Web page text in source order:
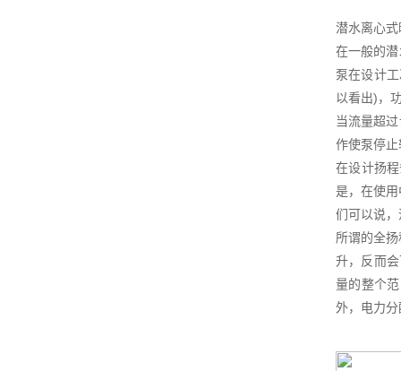
潜水离心
在一般的
泵在设计
以看出)，
当流量超
作使泵停
在设计扬
是，在使
们可以说
所谓的全
升，反而
量的整个
外，电力